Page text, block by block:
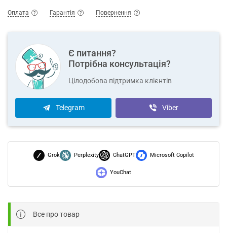
Оплата Гарантія Повернення
Є питання?
Потрібна консультація?
Цілодобова підтримка клієнтів
Telegram Viber
Grok Perplexity ChatGPT Microsoft Copilot
YouChat
Все про товар